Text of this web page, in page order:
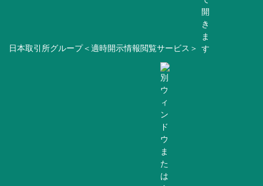
日本取引所グループ＜適時開示情報閲覧サービス＞